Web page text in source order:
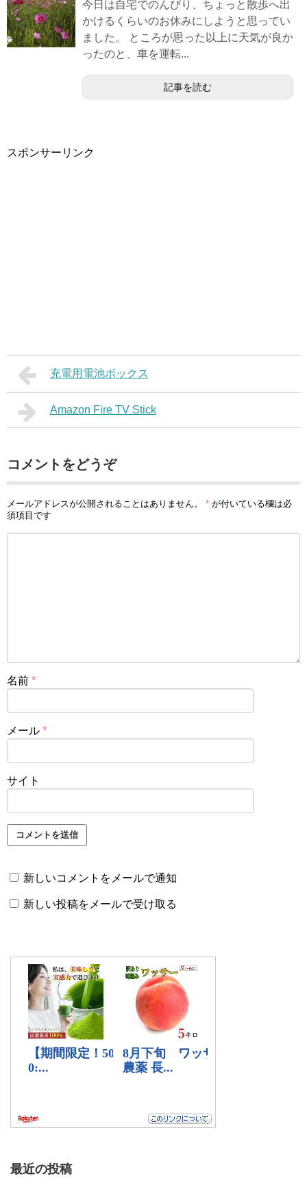
今日は自宅でのんびり、ちょっと散歩へ出
かけるくらいのお休みにしようと思ってい
ました。 ところが思った以上に天気が良か
ったのと、車を運転...
記事を読む
スポンサーリンク
充電用電池ボックス
Amazon Fire TV Stick
コメントをどうぞ
メールアドレスが公開されることはありません。 * が付いている欄は必
須項目です
名前 *
メール *
サイト
新しいコメントをメールで通知
新しい投稿をメールで受け取る
最近の投稿